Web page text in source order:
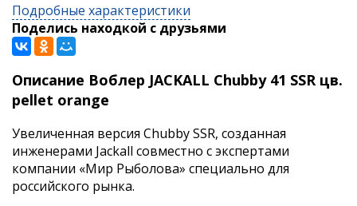
Подробные характеристики
Поделись находкой с друзьями
Описание Воблер JACKALL Chubby 41 SSR цв.
pellet orange
Увеличенная версия Chubby SSR, созданная
инженерами Jackall совместно с экспертами
компании «Мир Рыболова» специально для
российского рынка.